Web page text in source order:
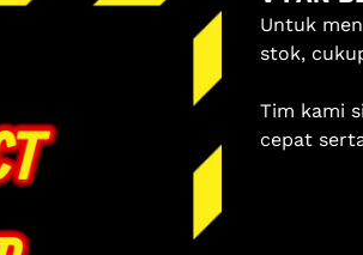
Pilih
Lanjutkan
Dengan melanjutkan,
dengan Ketentuan Layanan
Untuk
stok,
Tim kami
cepat